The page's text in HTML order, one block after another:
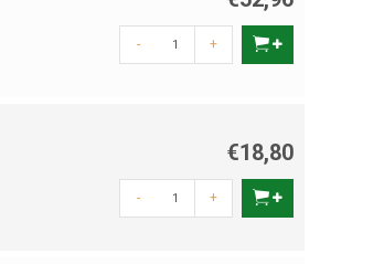
- +
€18,80
- +